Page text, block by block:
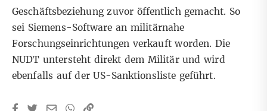
Geschäftsbeziehung zuvor öffentlich gemacht. So
sei Siemens-Software an militärnahe
Forschungseinrichtungen verkauft worden. Die
NUDT untersteht direkt dem Militär und wird
ebenfalls auf der US-Sanktionsliste geführt.